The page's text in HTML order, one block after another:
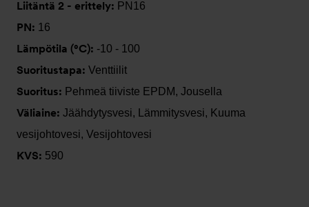
Liitäntä 2 - erittely: PN16
PN: 16
Lämpötila (°C): -10 - 100
Suoritustapa: Venttiilit
Suoritus: Pehmeä tiiviste EPDM, Jousella
Väliaine: Jäähdytysvesi, Lämmitysvesi, Kuuma
vesijohtovesi, Vesijohtovesi
KVS: 590